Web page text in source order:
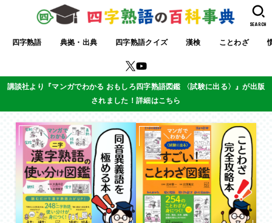
四字熟語 典拠・出典 四字熟語クイズ 漢検 ことわざ
SEARCH
講談社より『マンガでわかる おもしろ四字熟語図鑑 〈試験に出る〉』が出版
されました！詳細はこちら